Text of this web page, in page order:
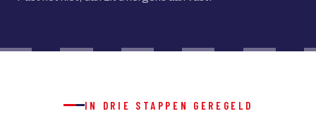
IN DRIE STAPPEN GEREGELD